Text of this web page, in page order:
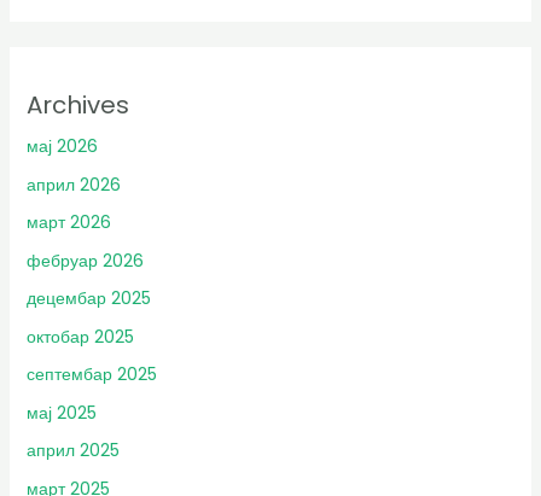
Archives
мај 2026
април 2026
март 2026
фебруар 2026
децембар 2025
октобар 2025
септембар 2025
мај 2025
април 2025
март 2025